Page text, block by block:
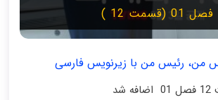
فصل 01 (قسمت 12 )
من، رئیس من با زیرنویس فارسی